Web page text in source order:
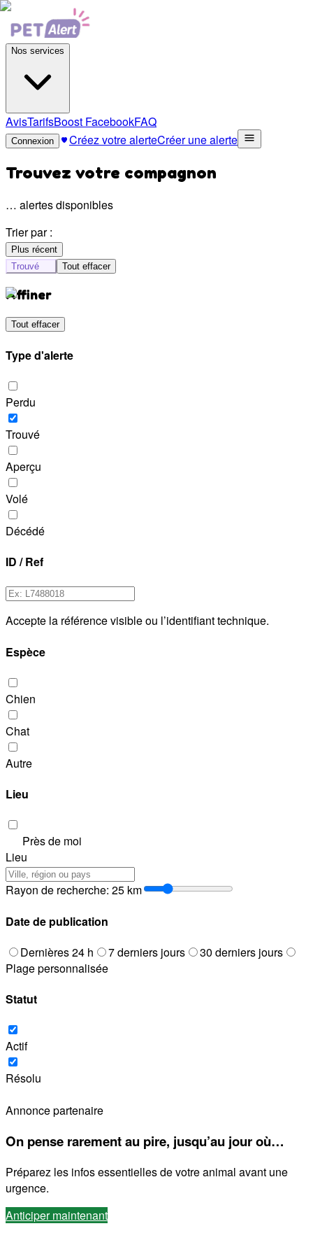
Nos services
AvisTarifsBoost FacebookFAQ
Connexion Créez votre alerteCréer une alerte
Trouvez votre compagnon
… alertes disponibles
Trier par :
Plus récent
Trouvé
Tout effacer
Affiner
Tout effacer
Type d'alerte
Perdu
Trouvé
Aperçu
Volé
Décédé
ID / Ref
Accepte la référence visible ou l’identifiant technique.
Espèce
Chien
Chat
Autre
Lieu
Près de moi
Lieu
Rayon de recherche: 25 km
Date de publication
Dernières 24 h
7 derniers jours
30 derniers jours
Plage personnalisée
Statut
Actif
Résolu
Annonce partenaire
On pense rarement au pire, jusqu’au jour où…
Préparez les infos essentielles de votre animal avant une
urgence.
Anticiper maintenant